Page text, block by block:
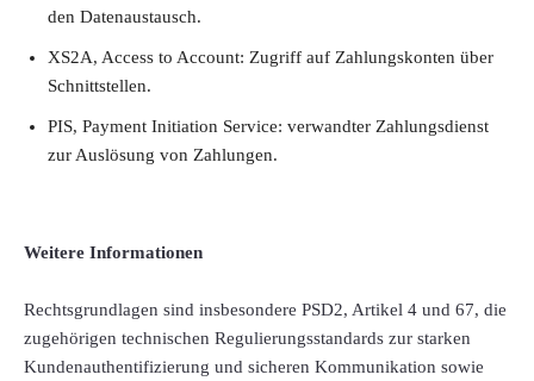
den Datenaustausch.
XS2A, Access to Account: Zugriff auf Zahlungskonten über
Schnittstellen.
PIS, Payment Initiation Service: verwandter Zahlungsdienst
zur Auslösung von Zahlungen.
Weitere Informationen
Rechtsgrundlagen sind insbesondere PSD2, Artikel 4 und 67, die
zugehörigen technischen Regulierungsstandards zur starken
Kundenauthentifizierung und sicheren Kommunikation sowie